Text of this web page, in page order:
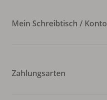
Mein Schreibtisch / Konto
Zahlungsarten